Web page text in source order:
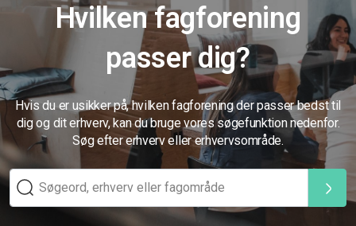
Hvilken fagforening
passer dig?
Hvis du er usikker på, hvilken fagforening der passer bedst til
dig og dit erhverv, kan du bruge vores søgefunktion nedenfor.
Søg efter erhverv eller erhvervsområde.